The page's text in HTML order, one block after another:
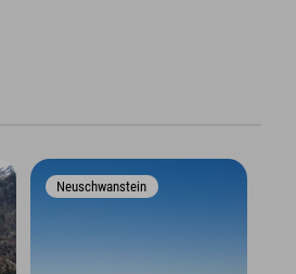
Neuschwanstein